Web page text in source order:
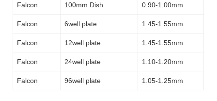
Falcon 100mm Dish 0.90-1.00mm
Falcon 6well plate 1.45-1.55mm
Falcon 12well plate 1.45-1.55mm
Falcon 24well plate 1.10-1.20mm
Falcon 96well plate 1.05-1.25mm